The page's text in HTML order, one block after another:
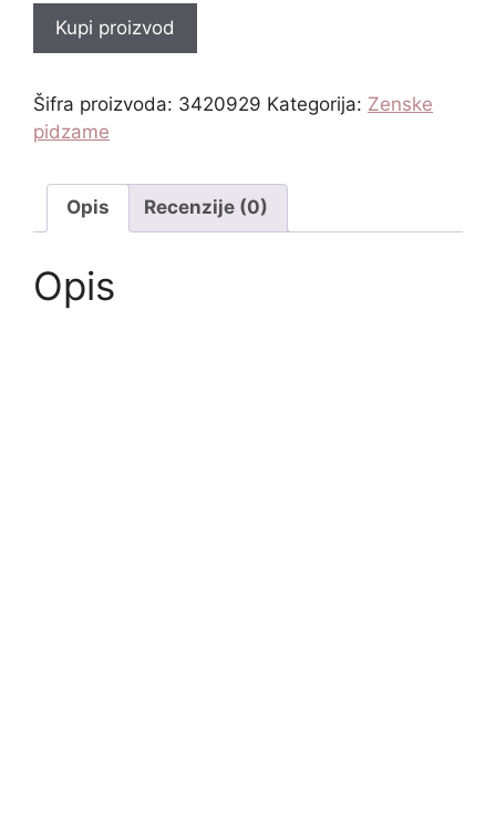
Kupi proizvod
Šifra proizvoda: 3420929 Kategorija: Zenske
pidzame
Opis Recenzije (0)
Opis